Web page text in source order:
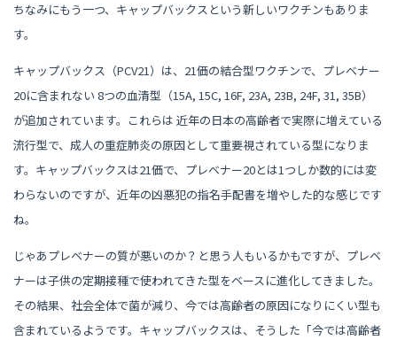
ちなみにもう一つ、キャップバックスという新しいワクチンもありま
す。
キャップバックス（PCV21）は、21価の結合型ワクチンで、プレベナー
20に含まれない 8つの血清型（15A, 15C, 16F, 23A, 23B, 24F, 31, 35B）
が追加されています。これらは 近年の日本の高齢者で実際に増えている
流行型で、成人の重症肺炎の原因として重要視されている型になりま
す。キャップバックスは21価で、プレベナー20とは1つしか数的には変
わらないのですが、近年の凶悪犯の指名手配書を増やした的な感じです
ね。
じゃあプレベナーの質が悪いのか？と思う人もいるかもですが、プレベ
ナーは子供の定期接種で使われてきた型をベースに進化してきました。
その結果、社会全体で菌が減り、今では高齢者の原因になりにくい型も
含まれているようです。キャップバックスは、そうした「今では高齢者